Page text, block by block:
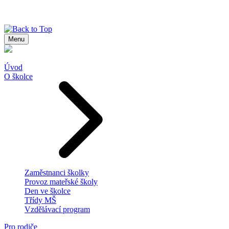
Menu
Úvod
O školce
Zaměstnanci školky
Provoz mateřské školy
Den ve školce
Třídy MŠ
Vzdělávací program
Pro rodiče